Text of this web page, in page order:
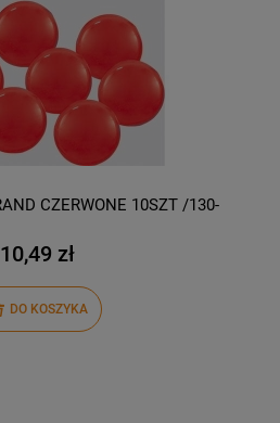
CZERWONE 10SZT /130-
10,49 zł
DO KOSZYKA